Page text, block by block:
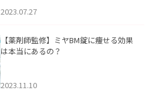
2023.07.27
【薬剤師監修】ミヤBM錠に痩せる効果
は本当にあるの？
2023.11.10